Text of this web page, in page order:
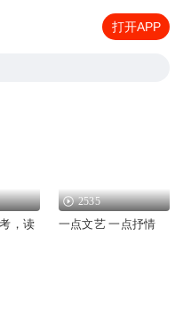
打开APP
，读
2535
一点文艺 一点抒情